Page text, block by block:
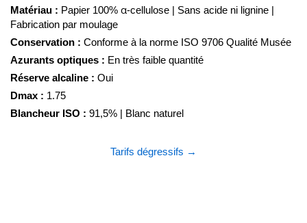
Matériau : Papier 100% α-cellulose | Sans acide ni lignine |
Fabrication par moulage
Conservation : Conforme à la norme ISO 9706 Qualité Musée
Azurants optiques : En très faible quantité
Réserve alcaline : Oui
Dmax : 1.75
Blancheur ISO : 91,5% | Blanc naturel
Tarifs dégressifs →